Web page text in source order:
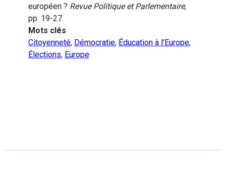
européen ? Revue Politique et Parlementaire,
pp. 19-27.
Mots clés
Citoyenneté, Démocratie, Éducation à l’Europe,
Élections, Europe